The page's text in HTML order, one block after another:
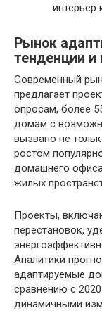
интерьер
Рынок
тенденции и
Современный
предлагает
опросам, более
домам с
вызвано не
ростом
домашнего
жилых
Проекты,
перестановок,
Аналитики
адаптируемые
сравнению с
динамичными